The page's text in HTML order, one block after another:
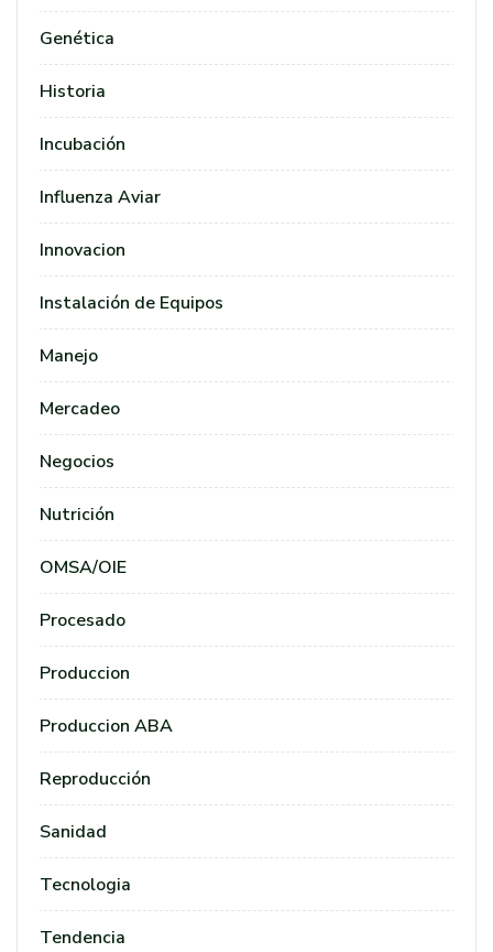
Genética
Historia
Incubación
Influenza Aviar
Innovacion
Instalación de Equipos
Manejo
Mercadeo
Negocios
Nutrición
OMSA/OIE
Procesado
Produccion
Produccion ABA
Reproducción
Sanidad
Tecnologia
Tendencia